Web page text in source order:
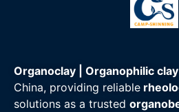
Organoclay | Organophilic
China, providing reliable
solutions as a trusted